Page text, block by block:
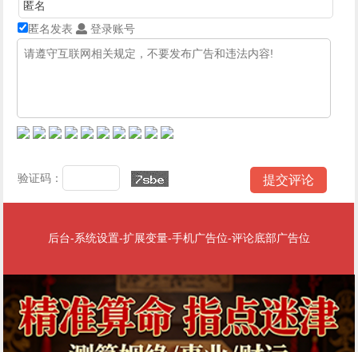
匿名发表 登录账号
验证码：
后台-系统设置-扩展变量-手机广告位-评论底部广告位